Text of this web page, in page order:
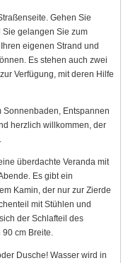
Gehen Sie
gelangen Sie zum
eigenen Strand und
Es stehen auch zwei
Verfügung, mit deren Hilfe
Sonnenbaden, Entspannen
herzlich willkommen, der
überdachte Veranda mit
Es gibt ein
Kamin, der nur zur Zierde
mit Stühlen und
der Schlafteil des
90 cm Breite.
Dusche! Wasser wird in